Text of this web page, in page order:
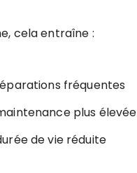
cela entraîne :
fréquentes
plus élevée
de vie réduite